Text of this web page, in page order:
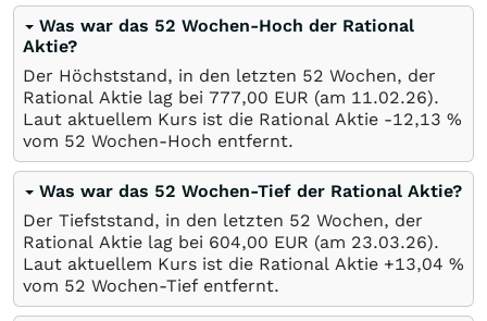
Was war das 52 Wochen-Hoch der Rational
Aktie?
Der Höchststand, in den letzten 52 Wochen, der
Rational Aktie lag bei 777,00 EUR (am 11.02.26).
Laut aktuellem Kurs ist die Rational Aktie -12,13 %
vom 52 Wochen-Hoch entfernt.
Was war das 52 Wochen-Tief der Rational Aktie?
Der Tiefststand, in den letzten 52 Wochen, der
Rational Aktie lag bei 604,00 EUR (am 23.03.26).
Laut aktuellem Kurs ist die Rational Aktie +13,04 %
vom 52 Wochen-Tief entfernt.